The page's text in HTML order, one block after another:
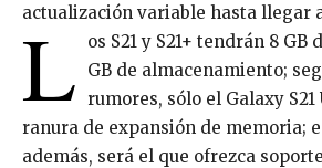
actualización variable hasta llegar
L
os S21 y S21+ tendrán 8 GB
GB de almacenamiento;
rumores, sólo el Galaxy
ranura de expansión de memoria;
además, será el que ofrezca